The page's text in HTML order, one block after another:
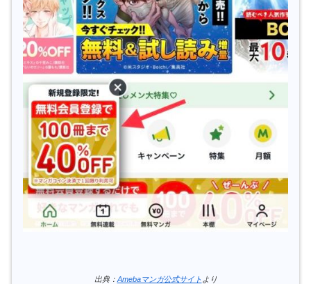
出典： Amebaマンガ公式サイト より